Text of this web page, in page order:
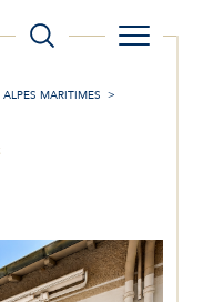
ALPES MARITIMES